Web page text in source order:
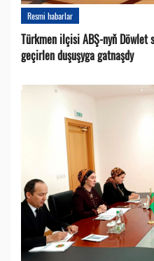
Resmi habarlar
Türkmen ilçisi ABŞ-nyň Döwlet
geçirlen duşuşyga gatnaşdy